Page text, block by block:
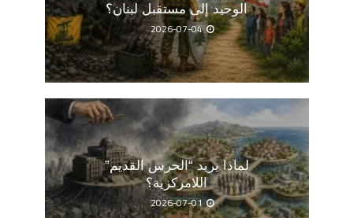
الوحيد إلى مستقبل لبنان؟
2026-07-04
لماذا يريد “الحرس القديم”
اللامركزية؟
2026-07-01